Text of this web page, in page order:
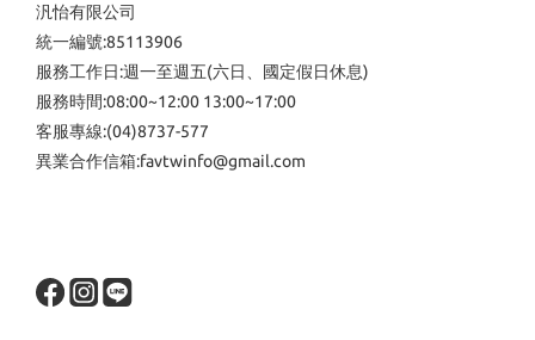
汎怡有限公司
統一編號:85113906
服務工作日:週一至週五(六日、國定假日休息)
服務時間:08:00~12:00 13:00~17:00
客服專線:(04)8737-577
異業合作信箱:favtwinfo@gmail.com